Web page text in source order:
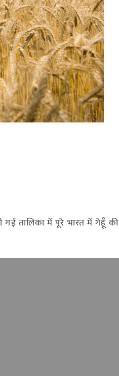
गई तालिका में पूरे भारत में गेहूँ की